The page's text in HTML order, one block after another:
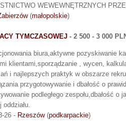
WEWEWNĘTRZNYCH
(małopolskie)
TYMCZASOWEJ - 2 500 - 3 000
biura,aktywne pozyskiwanie
klientami,sporządzanie , wycen,
i najlepszych praktyk w obszarze
przygotowywanie i dbałość o
podległego zespołu,dbałość o
oddziału.
26 - Rzeszów(podkarpackie)